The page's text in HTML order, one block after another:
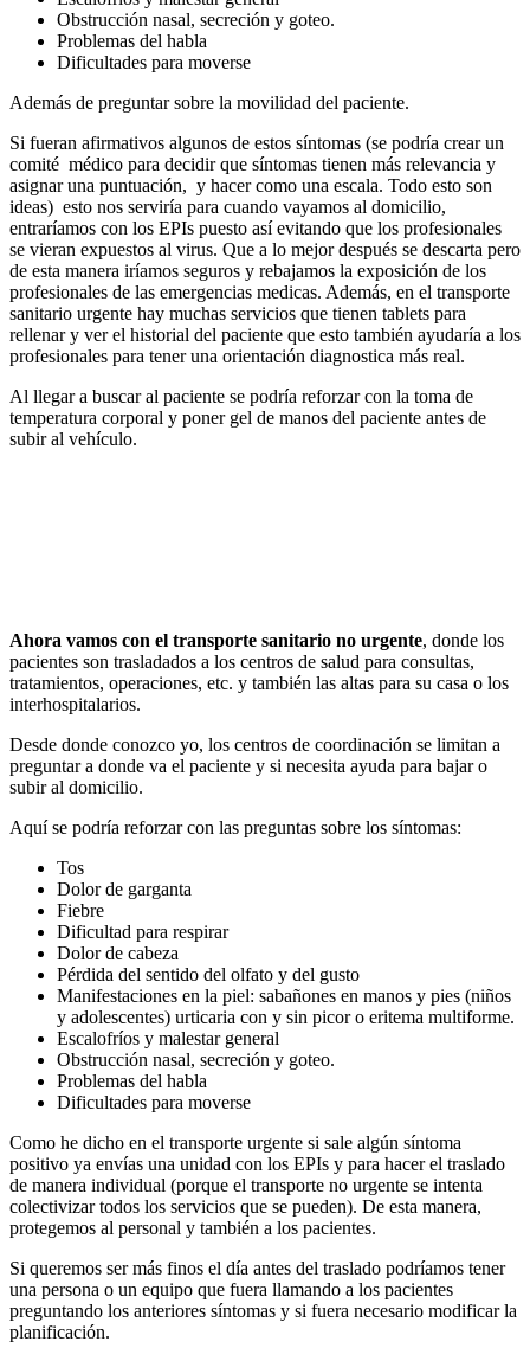
Obstrucción nasal, secreción y goteo.
Problemas del habla
Dificultades para moverse
Además de preguntar sobre la movilidad del paciente.
Si fueran afirmativos algunos de estos síntomas (se podría crear un
comité médico para decidir que síntomas tienen más relevancia y
asignar una puntuación, y hacer como una escala. Todo esto son
ideas) esto nos serviría para cuando vayamos al domicilio,
entraríamos con los EPIs puesto así evitando que los profesionales
se vieran expuestos al virus. Que a lo mejor después se descarta pero
de esta manera iríamos seguros y rebajamos la exposición de los
profesionales de las emergencias medicas. Además, en el transporte
sanitario urgente hay muchas servicios que tienen tablets para
rellenar y ver el historial del paciente que esto también ayudaría a los
profesionales para tener una orientación diagnostica más real.
Al llegar a buscar al paciente se podría reforzar con la toma de
temperatura corporal y poner gel de manos del paciente antes de
subir al vehículo.
Ahora vamos con el transporte sanitario no urgente, donde los
pacientes son trasladados a los centros de salud para consultas,
tratamientos, operaciones, etc. y también las altas para su casa o los
interhospitalarios.
Desde donde conozco yo, los centros de coordinación se limitan a
preguntar a donde va el paciente y si necesita ayuda para bajar o
subir al domicilio.
Aquí se podría reforzar con las preguntas sobre los síntomas:
Tos
Dolor de garganta
Fiebre
Dificultad para respirar
Dolor de cabeza
Pérdida del sentido del olfato y del gusto
Manifestaciones en la piel: sabañones en manos y pies (niños
y adolescentes) urticaria con y sin picor o eritema multiforme.
Escalofríos y malestar general
Obstrucción nasal, secreción y goteo.
Problemas del habla
Dificultades para moverse
Como he dicho en el transporte urgente si sale algún síntoma
positivo ya envías una unidad con los EPIs y para hacer el traslado
de manera individual (porque el transporte no urgente se intenta
colectivizar todos los servicios que se pueden). De esta manera,
protegemos al personal y también a los pacientes.
Si queremos ser más finos el día antes del traslado podríamos tener
una persona o un equipo que fuera llamando a los pacientes
preguntando los anteriores síntomas y si fuera necesario modificar la
planificación.